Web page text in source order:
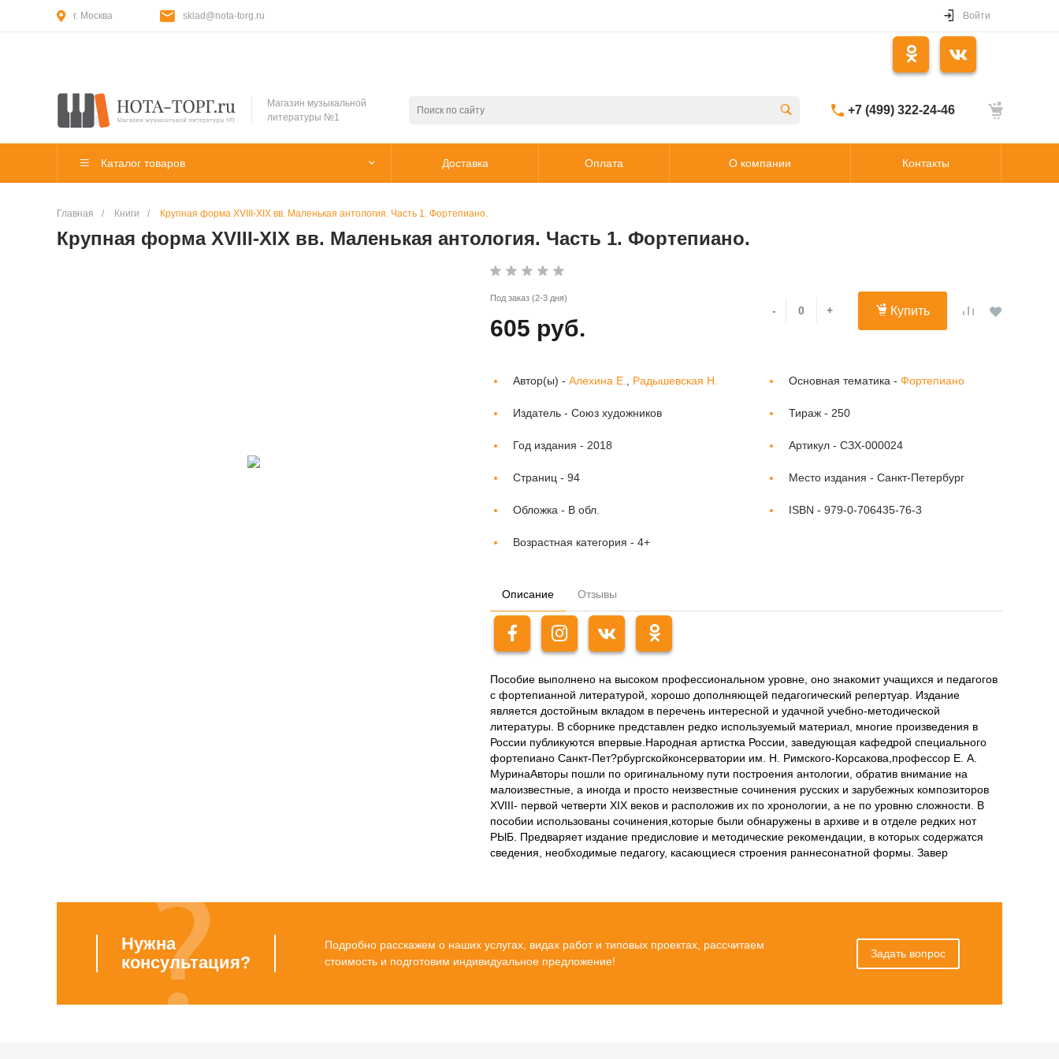
г. Москва sklad@nota-torg.ru Войти
Магазин музыкальной
литературы №1
+7 (499) 322-24-46
Каталог товаров Доставка Оплата О компании Контакты
Главная / Книги / Крупная форма XVIII-XIX вв. Маленькая антология. Часть 1. Фортепиано.
Крупная форма XVIII-XIX вв. Маленькая антология. Часть 1. Фортепиано.
Под заказ (2-3 дня)
605 руб.
- + Купить
Автор(ы) - Алехина Е. Радышевская Н. Основная тематика - Фортепиано
Издатель - Союз художников Тираж - 250
Год издания - 2018 Артикул - СЗХ-000024
Страниц - 94 Место издания - Санкт-Петербург
Обложка - В обл. ISBN - 979-0-706435-76-3
Возрастная категория - 4+
Описание Отзывы
Пособие выполнено на высоком профессиональном уровне, оно знакомит учащихся и педагогов
с фортепианной литературой, хорошо дополняющей педагогический репертуар. Издание
является достойным вкладом в перечень интересной и удачной учебно-методической
литературы. В сбор­нике представлен редко используемый материал, многие произведения в
России публикуются впервые.Народная артистка России, заведующая кафедрой специального
фортепиано Санкт-Пет?рбургскойконсерватории им. Н. Римского-Корсакова,профессор Е. А.
МуринаАвторы пошли по оригинальному пути построения антологии, обратив внимание на
малоиз­вестные, а иногда и просто неизвестные сочинения русских и зарубежных композиторов
XVIII- первой четверти XIX веков и расположив их по хронологии, а не по уровню сложности. В
пособии использованы сочинения,которые были обнаружены в архиве и в отделе редких нот
РЫБ. Предва­ряет издание предисловие и методические рекомендации, в которых содержатся
сведения, не­обходимые педагогу, касающиеся строения раннесонатной формы. Завер
Нужна
консультация?
Подробно расскажем о наших услугах, видах работ и типовых проектах, рассчитаем
стоимость и подготовим индивидуальное предложение!
Задать вопрос